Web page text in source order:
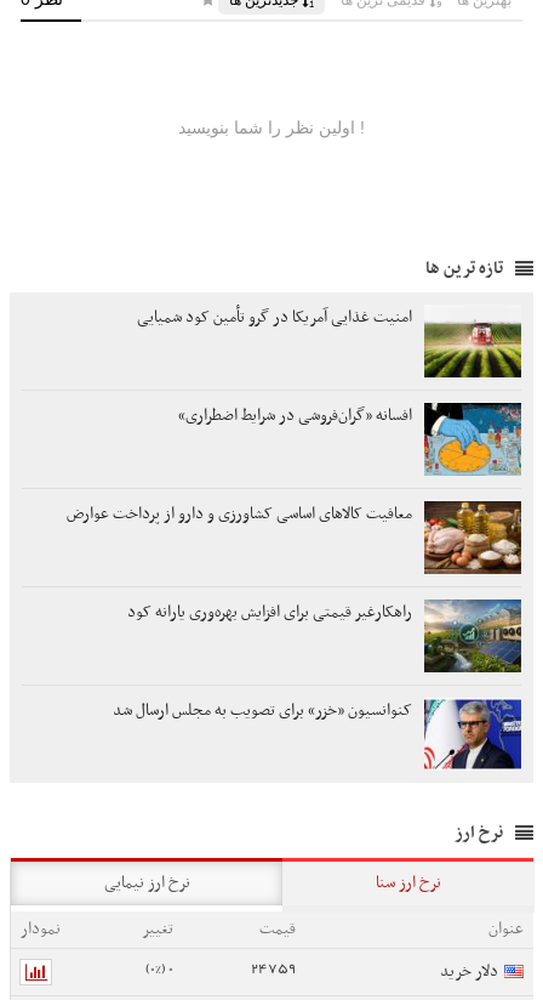
تازه ترین ها
امنیت غذایی آمریکا در گرو تأمین کود شمیایی
افسانه «گران‌فروشی در شرایط اضطراری»
معافیت کالاهای اساسی کشاورزی و دارو از پرداخت عوارض
راهکارغیر قیمتی برای افزایش بهره‌وری یارانه کود
کنوانسیون «خزر» برای تصویب به مجلس ارسال شد
نرخ ارز
نرخ ارز سنا
نرخ ارز نیمایی
عنوان
قیمت تغییر
نمودار
دلار خرید
24759
0 (0%)